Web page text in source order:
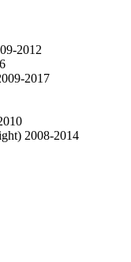
2012
2017
2008-2014